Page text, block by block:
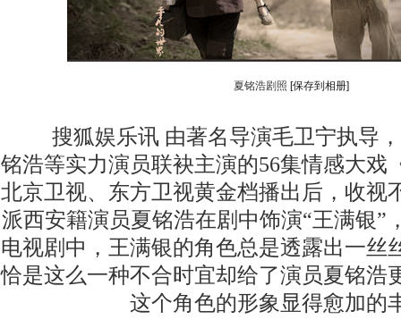
夏铭浩剧照 [保存到相册]
搜狐娱乐讯 由著名导演毛卫宁执导
铭浩等实力演员联袂主演的56集情感大戏
北京卫视、东方卫视黄金档播出后，收视
派西安籍演员夏铭浩在剧中饰演“王满银”
电视剧中，王满银的角色总是透露出一丝
恰是这么一种不合时宜却给了演员夏铭浩
这个角色的形象显得愈加的